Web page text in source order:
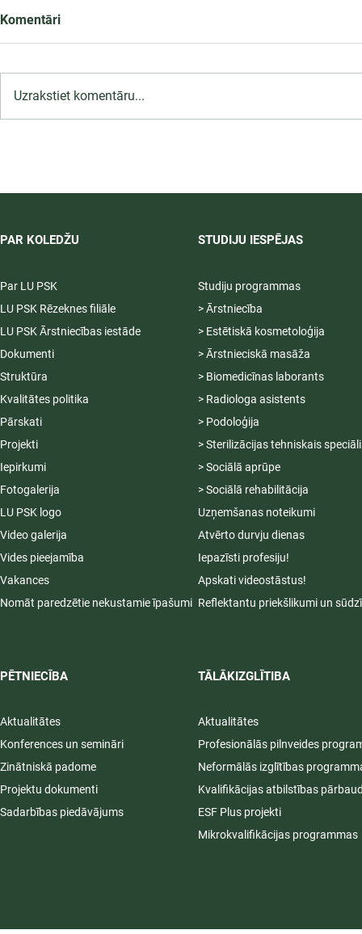
12.09.2026.
Komentāri
Uzrakstiet komentāru...
PAR KOLEDŽU
Par LU PSK
LU PSK Rēzeknes filiāle
LU PSK Ārstniecības iestāde
Dokumenti
Struktūra
Kvalitātes politika
Pārskati
Projekti
Iepirkumi
Fotogalerija
LU PSK logo
Video galerija
Vides pieejamība
Vakances
Nomāt paredzētie nekustamie īpašumi
PĒTNIECĪBA
Aktualitātes
Konferences un semināri
Zinātniskā padome
Projektu dokumenti
Sadarbības piedāvājums
STUDIJU IESPĒJAS
Studiju programmas
> Ārstniecība
> Estētiskā kosmetoloģija
> Ārstnieciskā masāža
> Biomedicīnas laborants
> Radiologa asistents
> Podoloģija
> Sterilizācijas tehniskais
> Sociālā aprūpe
> Sociālā rehabilitācija
Uzņemšanas noteikumi
Atvērto durvju dienas
Iepazīsti profesiju!
Apskati videostāstus!
Reflektantu priekšlikumi un
TĀLĀKIZGLĪTIBA
Aktualitātes
Profesionālās pilnveides
Neformālās izglītības
Kvalifikācijas atbilstības
ESF Plus projekti
Mikrokvalifikācijas programmas